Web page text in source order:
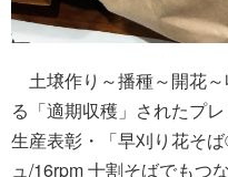
土壌作り～播種～開花
る「適期収穫」されたプ
生産表彰・「早刈り花そ
ュ/16rpm 十割そばでも